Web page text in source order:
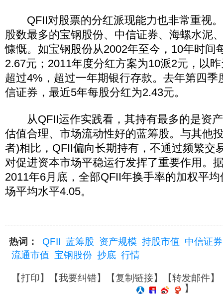
QFII对股票的分红派现能力也非常重视。
股数最多的宝钢股份、中信证券、海螺水泥
慷慨。如宝钢股份从2002年至今，10年时间
2.67元；2011年度分红方案为10派2元，以
超过4%，超过一年期银行存款。去年第四季
信证券，最近5年每股分红为2.43元。
从QFII运作实践看，其持有最多的是资产
估值合理、市场流动性好的蓝筹股。与其他
者)相比，QFII偏向长期持有，不通过频繁交
对促进资本市场平稳运行发挥了重要作用。
2011年6月底，全部QFII年换手率的加权平
场平均水平4.05。
热词： QFII 蓝筹股 资产规模 持股市值 中信证券
流通市值 宝钢股份 抄底 行情
【打印】【我要纠错】【复制链接】【转发邮件】
】